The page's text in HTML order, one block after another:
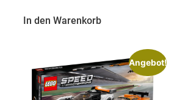
In den Warenkorb
Angebot!